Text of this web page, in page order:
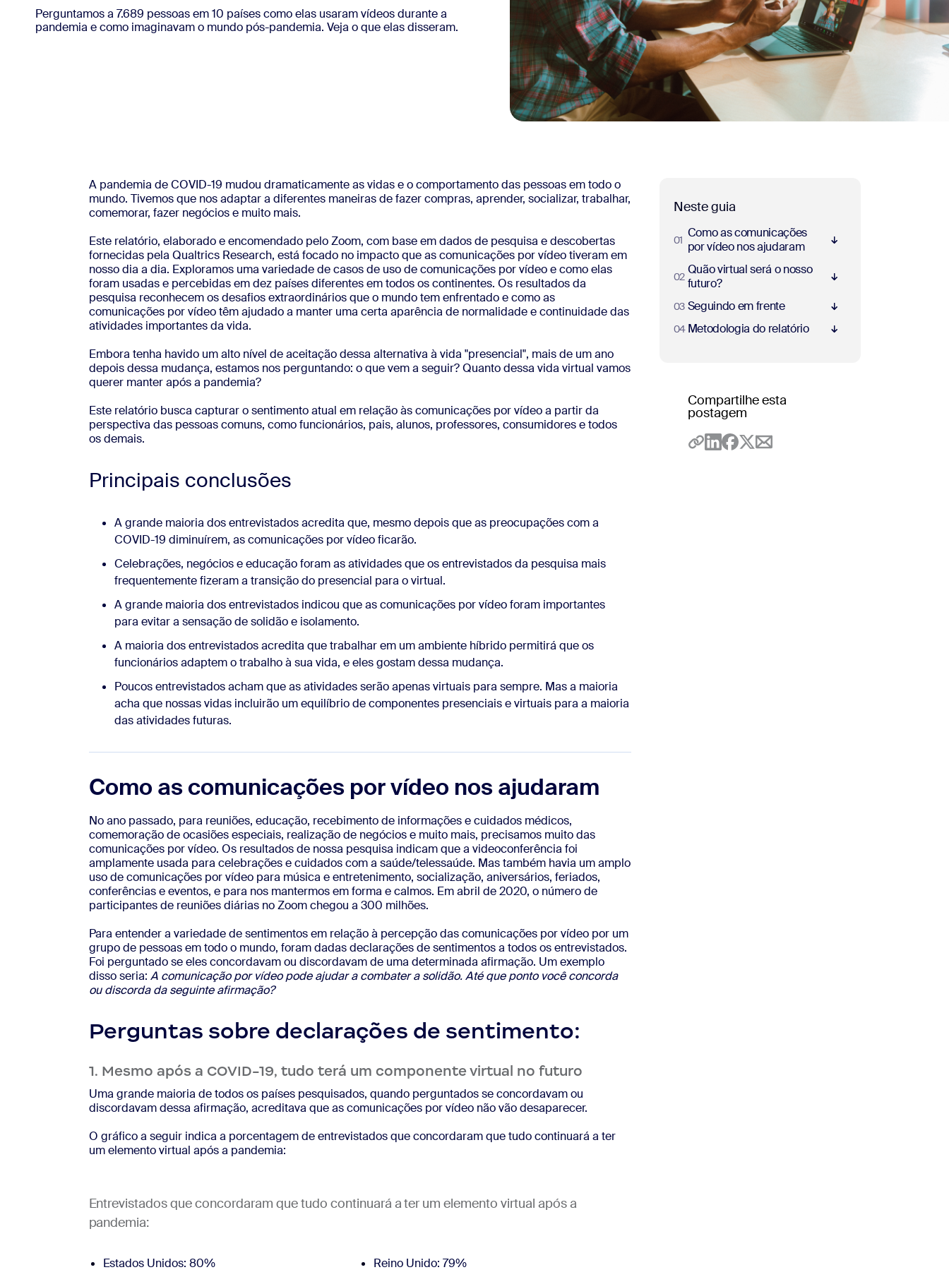
Perguntamos a 7.689 pessoas em 10 países como elas usaram vídeos durante a
pandemia e como imaginavam o mundo pós-pandemia. Veja o que elas disseram.
Neste guia
01 Como as comunicações
por vídeo nos ajudaram
- Jumplink to Como as comunicações por vídeo nos
02 Quão virtual será o nosso
futuro?
- Jumplink to Quão virtual será o nosso futuro?
03 Seguindo em frente
- Jumplink to Seguindo em frente
04 Metodologia do relatório
- Jumplink to Metodologia do relatório
Compartilhe esta
postagem
A pandemia de COVID-19 mudou dramaticamente as vidas e o comportamento das pessoas em todo o
mundo. Tivemos que nos adaptar a diferentes maneiras de fazer compras, aprender, socializar, trabalhar,
comemorar, fazer negócios e muito mais.
Este relatório, elaborado e encomendado pelo Zoom, com base em dados de pesquisa e descobertas
fornecidas pela Qualtrics Research, está focado no impacto que as comunicações por vídeo tiveram em
nosso dia a dia. Exploramos uma variedade de casos de uso de comunicações por vídeo e como elas
foram usadas e percebidas em dez países diferentes em todos os continentes. Os resultados da
pesquisa reconhecem os desafios extraordinários que o mundo tem enfrentado e como as
comunicações por vídeo têm ajudado a manter uma certa aparência de normalidade e continuidade das
atividades importantes da vida.
Embora tenha havido um alto nível de aceitação dessa alternativa à vida "presencial", mais de um ano
depois dessa mudança, estamos nos perguntando: o que vem a seguir? Quanto dessa vida virtual vamos
querer manter após a pandemia?
Este relatório busca capturar o sentimento atual em relação às comunicações por vídeo a partir da
perspectiva das pessoas comuns, como funcionários, pais, alunos, professores, consumidores e todos
os demais.
Principais conclusões
A grande maioria dos entrevistados acredita que, mesmo depois que as preocupações com a
COVID-19 diminuírem, as comunicações por vídeo ficarão.
Celebrações, negócios e educação foram as atividades que os entrevistados da pesquisa mais
frequentemente fizeram a transição do presencial para o virtual.
A grande maioria dos entrevistados indicou que as comunicações por vídeo foram importantes
para evitar a sensação de solidão e isolamento.
A maioria dos entrevistados acredita que trabalhar em um ambiente híbrido permitirá que os
funcionários adaptem o trabalho à sua vida, e eles gostam dessa mudança.
Poucos entrevistados acham que as atividades serão apenas virtuais para sempre. Mas a maioria
acha que nossas vidas incluirão um equilíbrio de componentes presenciais e virtuais para a maioria
das atividades futuras.
Como as comunicações por vídeo nos ajudaram
No ano passado, para reuniões, educação, recebimento de informações e cuidados médicos,
comemoração de ocasiões especiais, realização de negócios e muito mais, precisamos muito das
comunicações por vídeo. Os resultados de nossa pesquisa indicam que a videoconferência foi
amplamente usada para celebrações e cuidados com a saúde/telessaúde. Mas também havia um amplo
uso de comunicações por vídeo para música e entretenimento, socialização, aniversários, feriados,
conferências e eventos, e para nos mantermos em forma e calmos. Em abril de 2020, o número de
participantes de reuniões diárias no Zoom chegou a 300 milhões.
Para entender a variedade de sentimentos em relação à percepção das comunicações por vídeo por um
grupo de pessoas em todo o mundo, foram dadas declarações de sentimentos a todos os entrevistados.
Foi perguntado se eles concordavam ou discordavam de uma determinada afirmação. Um exemplo
disso seria: A comunicação por vídeo pode ajudar a combater a solidão. Até que ponto você concorda
ou discorda da seguinte afirmação?
Perguntas sobre declarações de sentimento:
1. Mesmo após a COVID-19, tudo terá um componente virtual no futuro
Uma grande maioria de todos os países pesquisados, quando perguntados se concordavam ou
discordavam dessa afirmação, acreditava que as comunicações por vídeo não vão desaparecer.
O gráfico a seguir indica a porcentagem de entrevistados que concordaram que tudo continuará a ter
um elemento virtual após a pandemia:
Entrevistados que concordaram que tudo continuará a ter um elemento virtual após a
pandemia:
Estados Unidos: 80%
Reino Unido: 79%